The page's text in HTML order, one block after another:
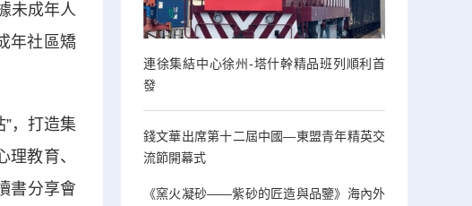
未成年人
年社區矯
，打造集
教育、
書分享會
連徐集結中心徐州-塔什幹精品班列順利首
發
錢文華出席第十二屆中國—東盟青年精英交
流節開幕式
《窯火凝砂——紫砂的匠造與品鑒》海內外